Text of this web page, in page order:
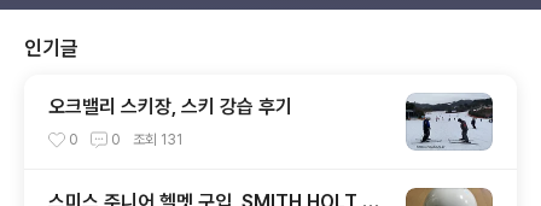
인기글
오크밸리 스키장, 스키 강습 후기
0 0 조회 131